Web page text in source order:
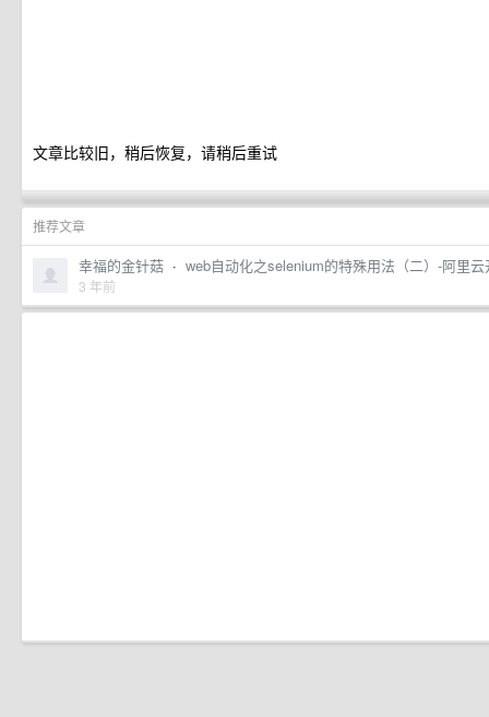
文章比较旧，稍后恢复，请稍后重试
推荐文章
幸福的金针菇 · web自动化之selenium的特殊用法（二）-阿里
3 年前